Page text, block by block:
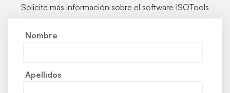
Solicite más información sobre el software ISOTools
Nombre
Apellidos